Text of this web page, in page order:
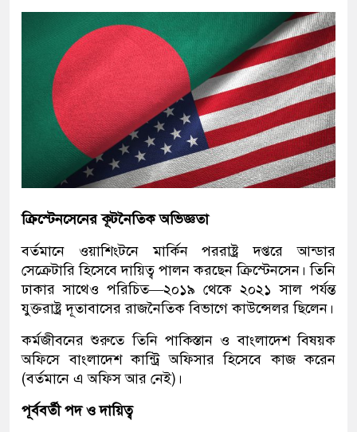
ক্রিস্টেনসেনের কূটনৈতিক অভিজ্ঞতা
বর্তমানে ওয়াশিংটনে মার্কিন পররাষ্ট্র দপ্তরে আন্ডার
সেক্রেটারি হিসেবে দায়িত্ব পালন করছেন ক্রিস্টেনসেন। তিনি
ঢাকার সাথেও পরিচিত—২০১৯ থেকে ২০২১ সাল পর্যন্ত
যুক্তরাষ্ট্র দূতাবাসের রাজনৈতিক বিভাগে কাউন্সেলর ছিলেন।
কর্মজীবনের শুরুতে তিনি পাকিস্তান ও বাংলাদেশ বিষয়ক
অফিসে বাংলাদেশ কান্ট্রি অফিসার হিসেবে কাজ করেন
(বর্তমানে এ অফিস আর নেই)।
পূর্ববর্তী পদ ও দায়িত্ব